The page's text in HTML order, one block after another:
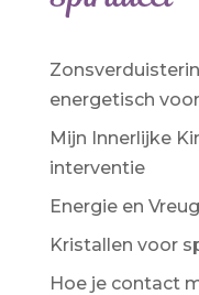
energetisch
Mijn Innerlijke
interventie
Energie en
Kristallen voor
Hoe je contact